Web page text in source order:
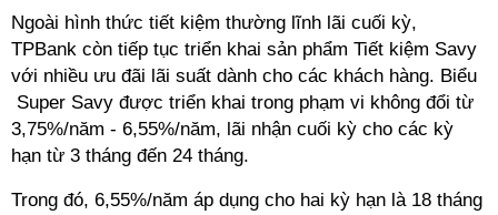
Ngoài hình thức tiết kiệm thường lĩnh lãi cuối kỳ,
TPBank còn tiếp tục triển khai sản phẩm Tiết kiệm Savy
với nhiều ưu đãi lãi suất dành cho các khách hàng. Biểu
Super Savy được triển khai trong phạm vi không đổi từ
3,75%/năm - 6,55%/năm, lãi nhận cuối kỳ cho các kỳ
hạn từ 3 tháng đến 24 tháng.
Trong đó, 6,55%/năm áp dụng cho hai kỳ hạn là 18 tháng